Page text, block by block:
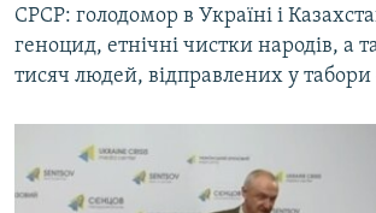
СРСР: голодомор в Україні і
геноцид, етнічні чистки народів, а
тисяч людей, відправлених у табори